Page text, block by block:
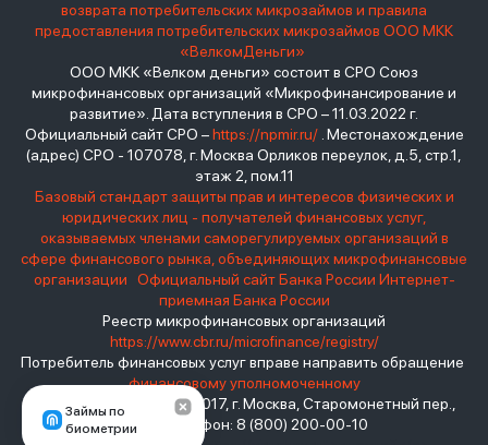
Займы по
биометрии
возврата потребительских микрозаймов и правила
предоставления потребительских микрозаймов ООО МКК
«ВелкомДеньги»
ООО МКК «Велком деньги» состоит в СРО Союз
микрофинансовых организаций «Микрофинансирование и
развитие». Дата вступления в СРО – 11.03.2022 г.
Официальный сайт СРО –https://npmir.ru/. Местонахождение
(адрес) СРО - 107078, г. Москва Орликов переулок, д.5, стр.1,
этаж 2, пом.11
Базовый стандарт защиты прав и интересов физических и
юридических лиц - получателей финансовых услуг,
оказываемых членами саморегулируемых организаций в
сфере финансового рынка, объединяющих микрофинансовые
организации
Официальный сайт Банка России Интернет-
приемная Банка России
Реестр микрофинансовых организаций
https://www.cbr.ru/microfinance/registry/
Потребитель финансовых услуг вправе направить обращение
финансовому уполномоченному
Место нахождения: 119017, г. Москва, Старомонетный пер.,
дом 3 Телефон: 8 (800) 200-00-10